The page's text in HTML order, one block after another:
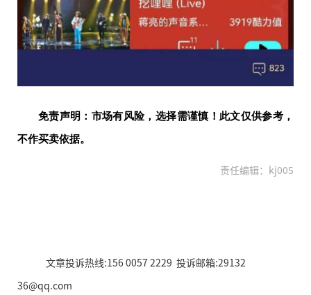
免责声明：市场有风险，选择需谨慎！此文仅供参考，
不作买卖依据。
责任编辑：kj005
文章投诉热线:156 0057 2229 投诉邮箱:29132
36@qq.com